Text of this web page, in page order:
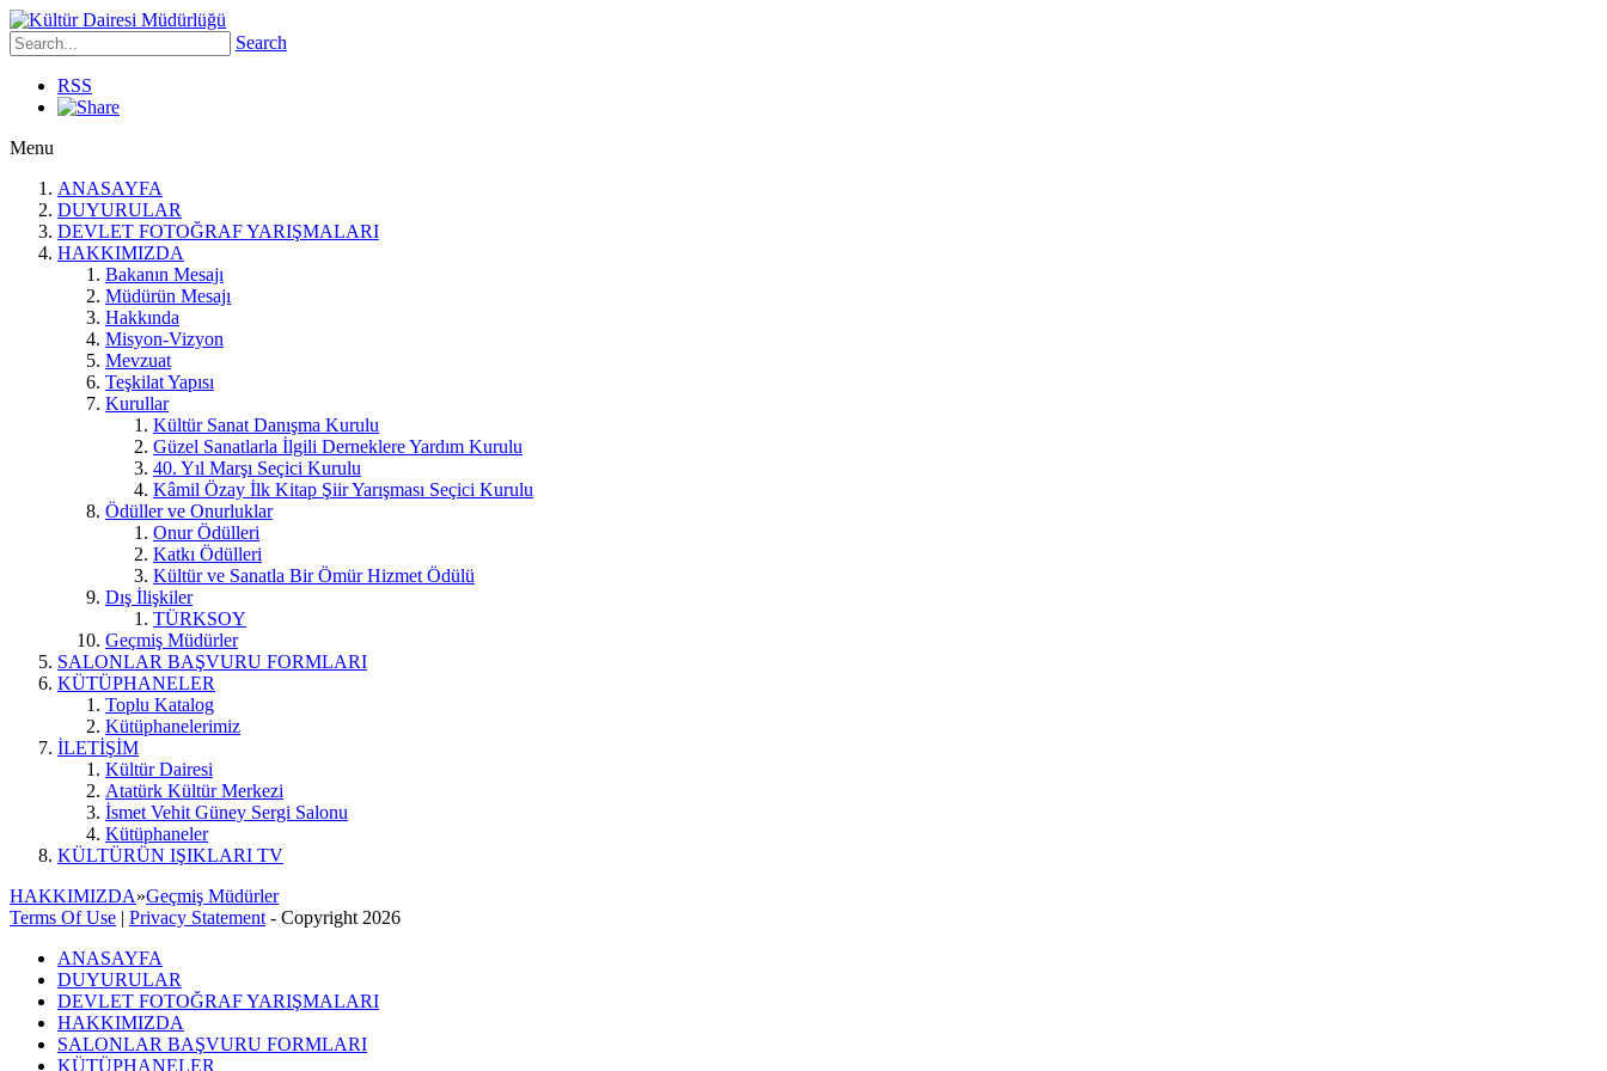
Search
RSS
Menu
ANASAYFA
DUYURULAR
DEVLET FOTOĞRAF YARIŞMALARI
HAKKIMIZDA
Bakanın Mesajı
Müdürün Mesajı
Hakkında
Misyon-Vizyon
Mevzuat
Teşkilat Yapısı
Kurullar
Kültür Sanat Danışma Kurulu
Güzel Sanatlarla İlgili Derneklere Yardım Kurulu
40. Yıl Marşı Seçici Kurulu
Kâmil Özay İlk Kitap Şiir Yarışması Seçici Kurulu
Ödüller ve Onurluklar
Onur Ödülleri
Katkı Ödülleri
Kültür ve Sanatla Bir Ömür Hizmet Ödülü
Dış İlişkiler
TÜRKSOY
Geçmiş Müdürler
SALONLAR BAŞVURU FORMLARI
KÜTÜPHANELER
Toplu Katalog
Kütüphanelerimiz
İLETİŞİM
Kültür Dairesi
Atatürk Kültür Merkezi
İsmet Vehit Güney Sergi Salonu
Kütüphaneler
KÜLTÜRÜN IŞIKLARI TV
HAKKIMIZDA»Geçmiş Müdürler
Terms Of Use | Privacy Statement - Copyright 2026
ANASAYFA
DUYURULAR
DEVLET FOTOĞRAF YARIŞMALARI
HAKKIMIZDA
SALONLAR BAŞVURU FORMLARI
KÜTÜPHANELER